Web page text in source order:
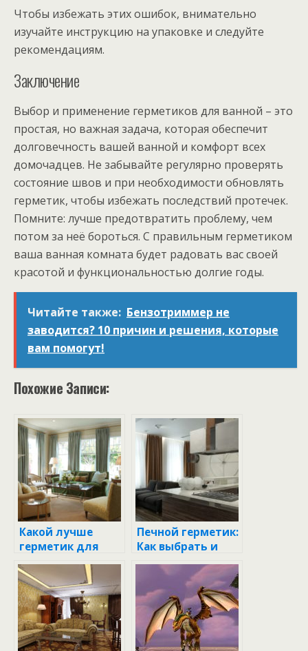
Чтобы избежать этих ошибок, внимательно
изучайте инструкцию на упаковке и следуйте
рекомендациям.
Заключение
Выбор и применение герметиков для ванной – это
простая, но важная задача, которая обеспечит
долговечность вашей ванной и комфорт всех
домочадцев. Не забывайте регулярно проверять
состояние швов и при необходимости обновлять
герметик, чтобы избежать последствий протечек.
Помните: лучше предотвратить проблему, чем
потом за неё бороться. С правильным герметиком
ваша ванная комната будет радовать вас своей
красотой и функциональностью долгие годы.
Читайте также: Бензотриммер не
заводится? 10 причин и решения, которые
вам помогут!
Похожие Записи:
Какой лучше
герметик для
ванной между
ванной и плиткой
Печной герметик:
Как выбрать и
использовать
для идеальной
печи